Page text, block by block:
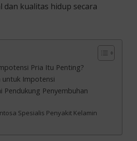
dan kualitas hidup secara
Pria Itu Penting?
untuk Impotensi
Pendukung Penyembuhan
Spesialis Penyakit Kelamin